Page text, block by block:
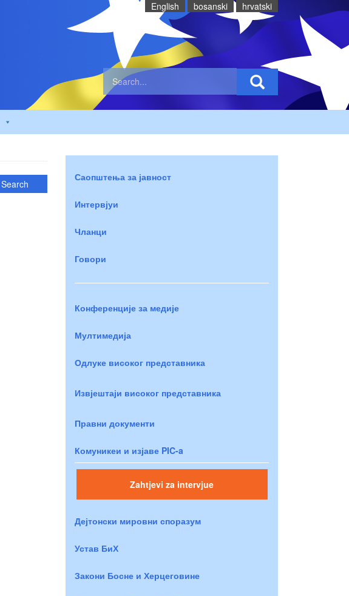
English bosanski hrvatski
Саопштења за јавност
Интервјуи
Чланци
Говори
Конференције за медије
Мултимедија
Одлуке високог представника
Извјештаји високог представника
Правни документи
Комуникеи и изјаве PIC-a
Zahtjevi za intervjue
Дејтонски мировни споразум
Устав БиХ
Закони Босне и Херцеговине